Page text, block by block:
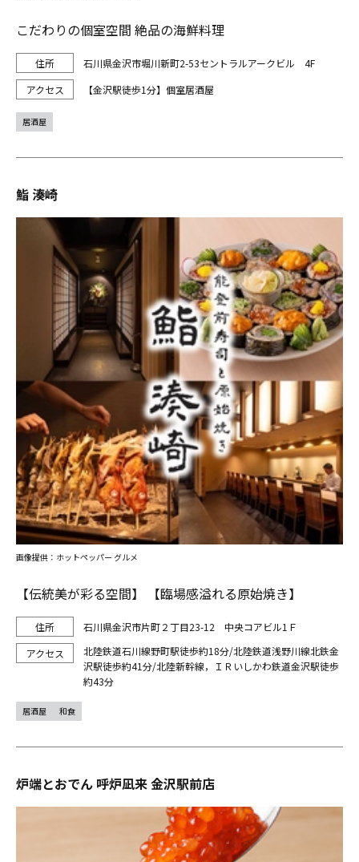
こだわりの個室空間 絶品の海鮮料理
石川県金沢市堀川新町2-53セントラルアークビル 4F
【金沢駅徒歩1分】個室居酒屋
居酒屋
鮨 湊崎
【伝統美が彩る空間】 【臨場感溢れる原始焼き】
石川県金沢市片町２丁目23-12 中央コアビル1Ｆ
北陸鉄道石川線野町駅徒歩約18分/北陸鉄道浅野川線北鉄金
沢駅徒歩約41分/北陸新幹線，ＩＲいしかわ鉄道金沢駅徒歩
約43分
画像提供：ホットペッパー グルメ
居酒屋 和食
炉端とおでん 呼炉凪来 金沢駅前店